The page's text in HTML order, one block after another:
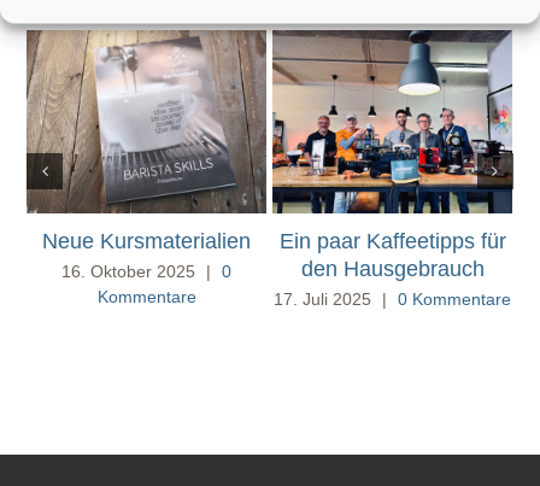
Neue Kursmaterialien
16. Oktober 2025 |
0
Kommentare
Ein paar Kaffeetipps für
den Hausgebrauch
17. Juli 2025 | 0 Kommentare